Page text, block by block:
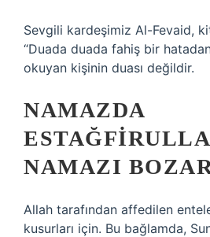
Sevgili kardeşimiz Al-Fevaid,
“Duada duada fahiş bir
okuyan kişinin duası değildir.
NAMAZDA
NAMAZI
Allah tarafından affedilen
kusurları için. Bu bağlamda,